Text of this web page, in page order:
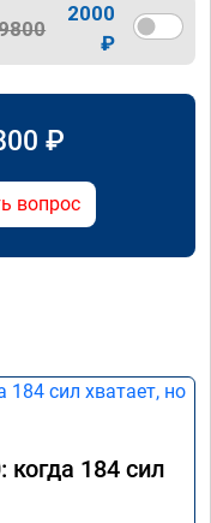
2000
₽
₽
вопрос
184 сил